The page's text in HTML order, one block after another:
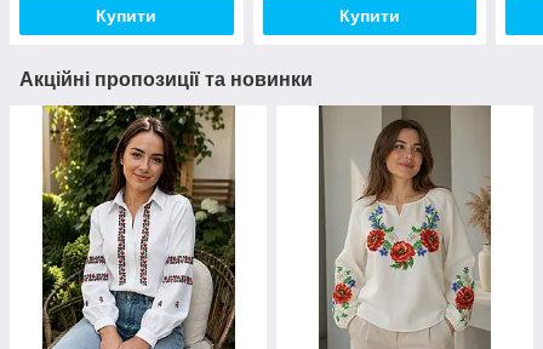
Купити Купити
Акційні пропозиції та новинки